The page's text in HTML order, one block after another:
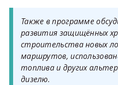
Также в программе
развития защищённых
строительства новых
маршрутов,
топлива и других
дизелю.